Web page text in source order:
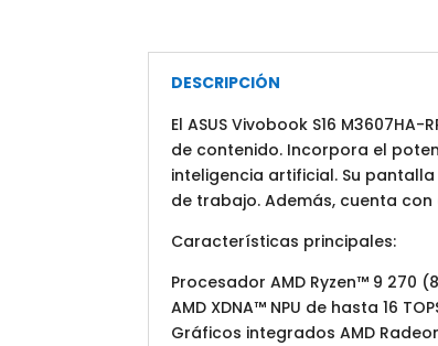
DESCRIPCIÓN
El ASUS Vivobook S16
de contenido. Incorpora el
inteligencia artificial. Su pantalla
de trabajo. Además, cuenta
Características principales:
Procesador AMD Ryzen™ 9 270
AMD XDNA™ NPU de hasta 16
Gráficos integrados AMD